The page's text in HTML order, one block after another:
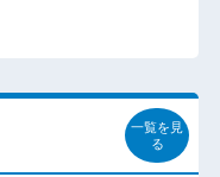
一覧を見
る